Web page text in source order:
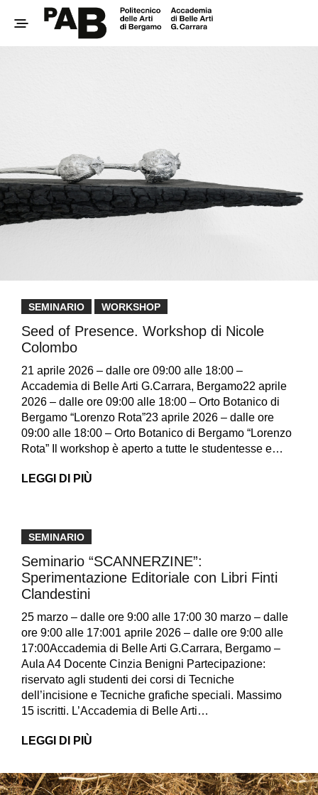
SEMINARIO WORKSHOP
Seed of Presence. Workshop di Nicole
Colombo
21 aprile 2026 – dalle ore 09:00 alle 18:00 –
Accademia di Belle Arti G.Carrara, Bergamo22 aprile
2026 – dalle ore 09:00 alle 18:00 – Orto Botanico di
Bergamo “Lorenzo Rota”23 aprile 2026 – dalle ore
09:00 alle 18:00 – Orto Botanico di Bergamo “Lorenzo
Rota” Il workshop è aperto a tutte le studentesse e…
LEGGI DI PIÙ
SEMINARIO
Seminario “SCANNERZINE”:
Sperimentazione Editoriale con Libri Finti
Clandestini
25 marzo – dalle ore 9:00 alle 17:00 30 marzo – dalle
ore 9:00 alle 17:001 aprile 2026 – dalle ore 9:00 alle
17:00Accademia di Belle Arti G.Carrara, Bergamo –
Aula A4 Docente Cinzia Benigni Partecipazione:
riservato agli studenti dei corsi di Tecniche
dell’incisione e Tecniche grafiche speciali. Massimo
15 iscritti. L’Accademia di Belle Arti…
LEGGI DI PIÙ